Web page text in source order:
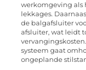
werkomgeving als
lekkages.
de balgafsluiter
afsluiter, wat leidt
systeem gaat
ongeplande